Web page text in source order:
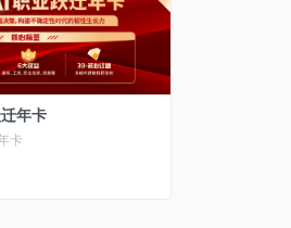
年卡
卡